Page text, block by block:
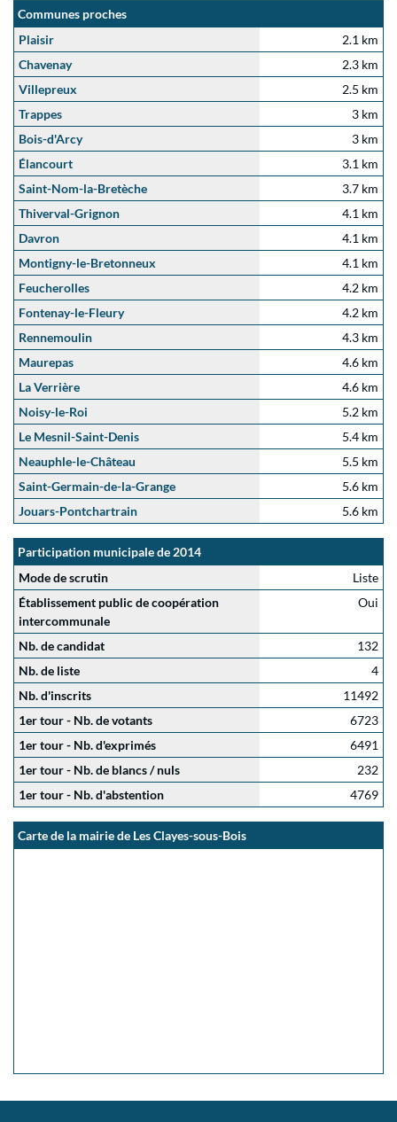
Communes proches
Plaisir
2.1 km
Chavenay
2.3 km
Villepreux
2.5 km
Trappes
3 km
Bois-d'Arcy
3 km
Élancourt
3.1 km
Saint-Nom-la-Bretèche
3.7 km
Thiverval-Grignon
4.1 km
Davron
4.1 km
Montigny-le-Bretonneux
4.1 km
Feucherolles
4.2 km
Fontenay-le-Fleury
4.2 km
Rennemoulin
4.3 km
Maurepas
4.6 km
La Verrière
4.6 km
Noisy-le-Roi
5.2 km
Le Mesnil-Saint-Denis
5.4 km
Neauphle-le-Château
5.5 km
Saint-Germain-de-la-Grange
5.6 km
Jouars-Pontchartrain
5.6 km
Participation municipale de 2014
Mode de scrutin
Liste
Établissement public de coopération
intercommunale
Oui
Nb. de candidat
132
Nb. de liste
4
Nb. d'inscrits
11492
1er tour - Nb. de votants
6723
1er tour - Nb. d'exprimés
6491
1er tour - Nb. de blancs / nuls
232
1er tour - Nb. d'abstention
4769
Carte de la mairie de Les Clayes-sous-Bois